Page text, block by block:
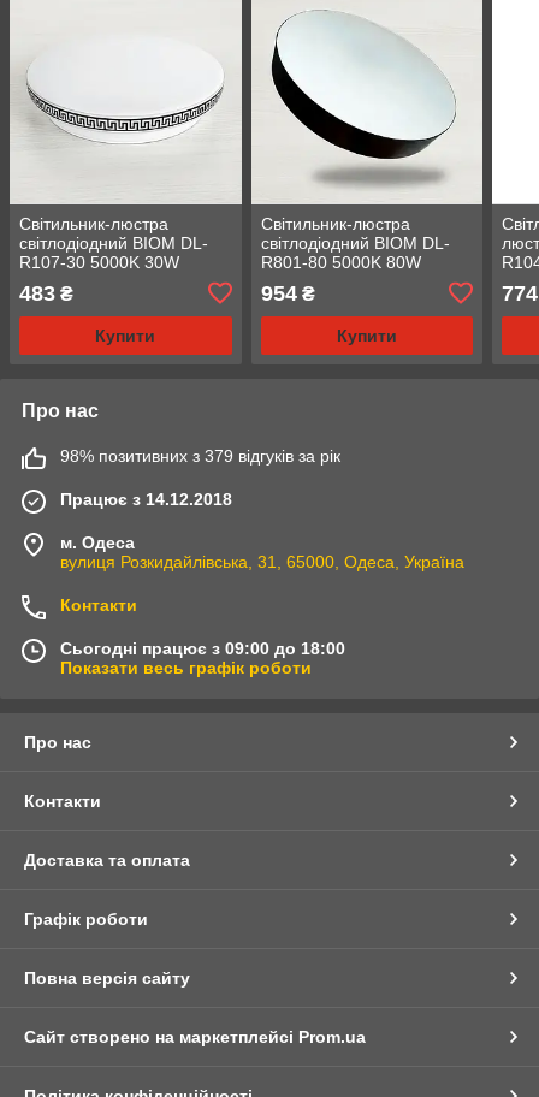
Світильник-люстра
світлодіодний BIOM DL-
R107-30 5000K 30W
483 ₴
Купити
Світильник-люстра
світлодіодний BIOM DL-
R801-80 5000K 80W
954₴
Купити
774
Про нас
98% позитивних з 379 відгуків за рік
Працює з 14.12.2018
м. Одеса
вулиця Розкидайлівська, 31, 65000, Одеса, Україна
Контакти
Сьогодні працює з 09:00 до 18:00
Показати весь графік роботи
Про нас
Контакти
Доставка та оплата
Графік роботи
Повна версія сайту
Сайт створено на маркетплейсі Prom.ua